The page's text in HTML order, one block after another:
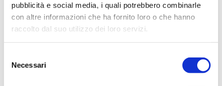
pubblicità e social media, i quali potrebbero combinarle
con altre informazioni che ha fornito loro o che hanno
raccolto dal suo utilizzo dei loro servizi.
delNecessari